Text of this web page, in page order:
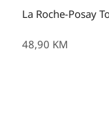
La Roche-Posay
48,90 KM